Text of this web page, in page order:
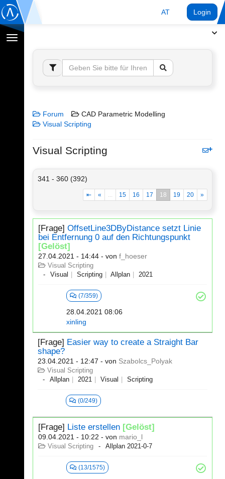
AT Login
Navigation
umschalten
Forum
CAD Parametric Modelling
Visual Scripting
Visual Scripting
341 - 360 (392)
⇤ « ... 15 16 17 18 19 20 »
[Frage] OffsetLine3DByDistance setzt Linie
bei Entfernung 0 auf den Richtungspunkt
[Gelöst]
27.04.2021 - 14:44 - von f_hoeser
Visual Scripting
Visual
Scripting Allplan 2021
(7/359)
28.04.2021 08:06
xinling
[Frage] Easier way to create a Straight Bar
shape?
23.04.2021 - 12:47 - von Szabolcs_Polyak
Visual Scripting
Allplan
2021 Visual Scripting
(0/249)
[Frage] Liste erstellen [Gelöst]
09.04.2021 - 10:22 - von mario_l
Visual Scripting Allplan 2021-0-7
(13/1575)